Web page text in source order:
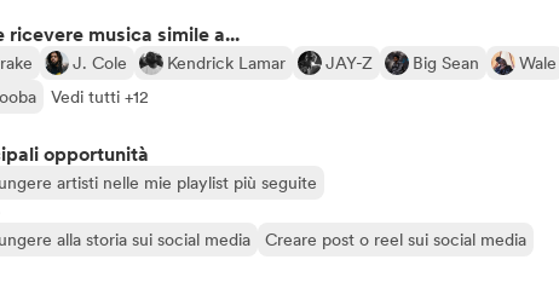
ricevere musica simile a...
J. Cole Kendrick Lamar JAY-Z Big Sean Wale
Vedi tutti +12
opportunità
artisti nelle mie playlist più seguite
alla storia sui social media Creare post o reel sui social media